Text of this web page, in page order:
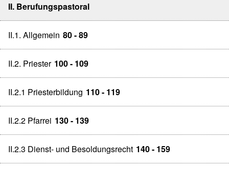
II. Berufungspastoral
II.1. Allgemein 80 - 89
II.2. Priester 100 - 109
II.2.1 Priesterbildung 110 - 119
II.2.2 Pfarrei 130 - 139
II.2.3 Dienst- und Besoldungsrecht 140 - 159